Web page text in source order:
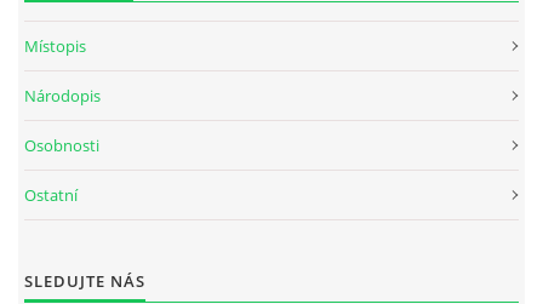
Místopis
Národopis
Osobnosti
Ostatní
SLEDUJTE NÁS